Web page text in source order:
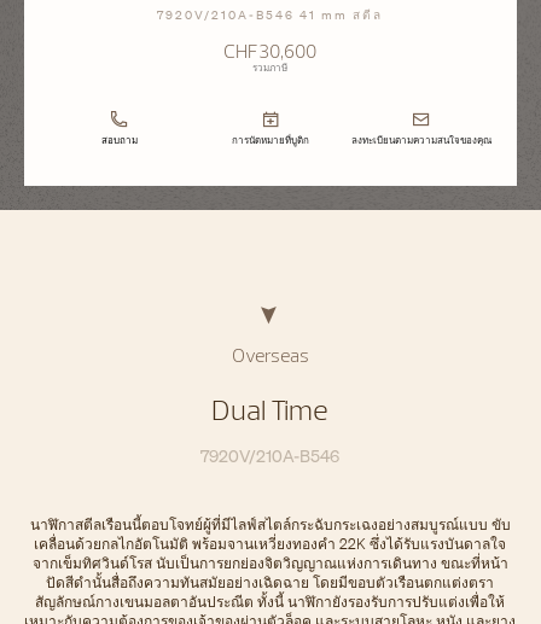
7920V/210A-B546 41 mm สตีล
CHF30,600
รวมภาษี
สอบถาม การนัดหมายที่บูติก ลงทะเบียนตามความสนใจของคุณ
Overseas
Dual Time
7920V/210A-B546
นาฬิกาสตีลเรือนนี้ตอบโจทย์ผู้ที่มีไลฟ์สไตล์กระฉับกระเฉงอย่างสมบูรณ์แบบ ขับ
เคลื่อนด้วยกลไกอัตโนมัติ พร้อมจานเหวี่ยงทองคํา 22K ซึ่งได้รับแรงบันดาลใจ
จากเข็มทิศวินด์โรส นับเป็นการยกย่องจิตวิญญาณแห่งการเดินทาง ขณะที่หน้า
ปัดสีดํานั้นสื่อถึงความทันสมัยอย่างเฉิดฉาย โดยมีขอบตัวเรือนตกแต่งตรา
สัญลักษณ์กางเขนมอลตาอันประณีต ทั้งนี้ นาฬิกายังรองรับการปรับแต่งเพื่อให้